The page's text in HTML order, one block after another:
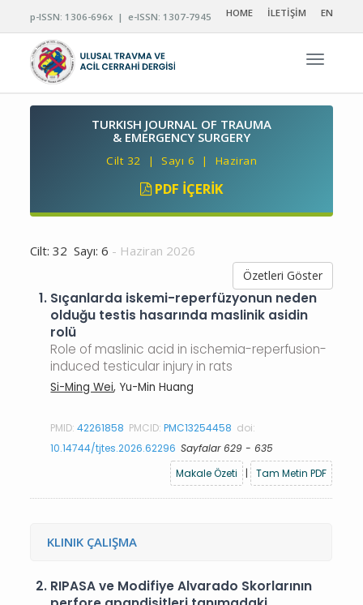
p-ISSN: 1306-696x | e-ISSN: 1307-7945 HOME İLETİŞİM EN
TURKISH JOURNAL OF TRAUMA
& EMERGENCY SURGERY
Cilt 32 | Sayı 6 | Haziran
PDF İÇERIK
Cilt: 32 Sayı: 6 - Haziran 2026
Özetleri Göster
1. Sıçanlarda iskemi-reperfüzyonun neden
olduğu testis hasarında maslinik asidin
rolü
Role of maslinic acid in ischemia-reperfusion-
induced testicular injury in rats
Si-Ming Wei, Yu-Min Huang
PMID:42261858 PMCID:PMC13254458 doi:
10.14744/tjtes.2026.62296 Sayfalar 629 - 635
Makale Özeti
| Tam Metin PDF
KLINIK ÇALIŞMA
2. RIPASA ve Modifiye Alvarado Skorlarının